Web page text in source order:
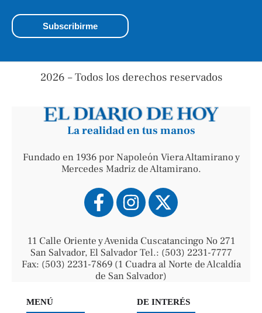
2026 – Todos los derechos reservados
La realidad en tus manos
Fundado en 1936 por Napoleón Viera Altamirano y
Mercedes Madriz de Altamirano.
11 Calle Oriente y Avenida Cuscatancingo No 271
San Salvador, El Salvador Tel.: (503) 2231-7777
Fax: (503) 2231-7869 (1 Cuadra al Norte de Alcaldía
de San Salvador)
MENÚ DE INTERÉS